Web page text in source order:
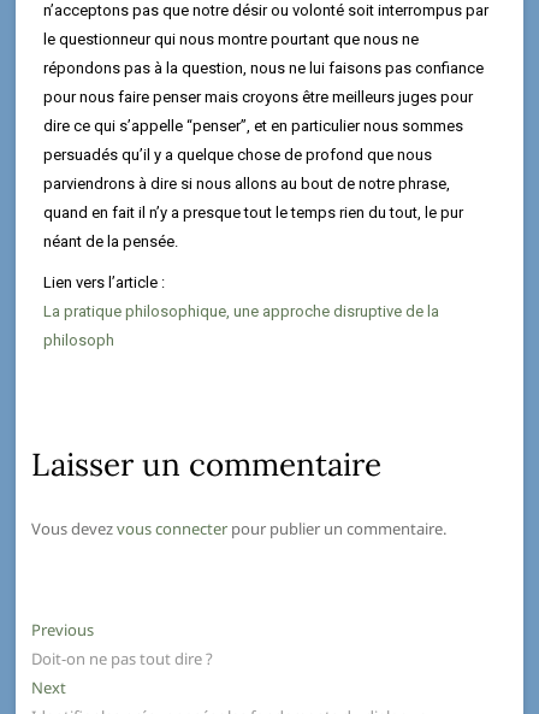
n’acceptons pas que notre désir ou volonté soit interrompus par
le questionneur qui nous montre pourtant que nous ne
répondons pas à la question, nous ne lui faisons pas confiance
pour nous faire penser mais croyons être meilleurs juges pour
dire ce qui s’appelle “penser”, et en particulier nous sommes
persuadés qu’il y a quelque chose de profond que nous
parviendrons à dire si nous allons au bout de notre phrase,
quand en fait il n’y a presque tout le temps rien du tout, le pur
néant de la pensée.
Lien vers l’article :
La pratique philosophique, une approche disruptive de la
philosoph
Laisser un commentaire
Vous devezvous connecter pour publier un commentaire.
Previous
Doit-on ne pas tout dire ?
Next